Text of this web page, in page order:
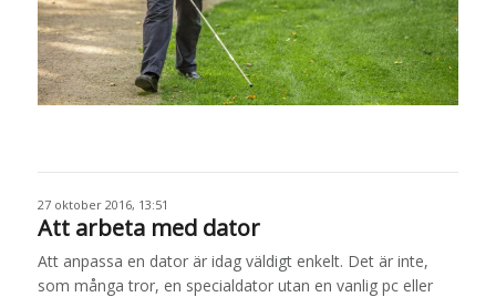
27 oktober 2016, 13:51
Att arbeta med dator
Att anpassa en dator är idag väldigt enkelt. Det är inte,
som många tror, en specialdator utan en vanlig pc eller